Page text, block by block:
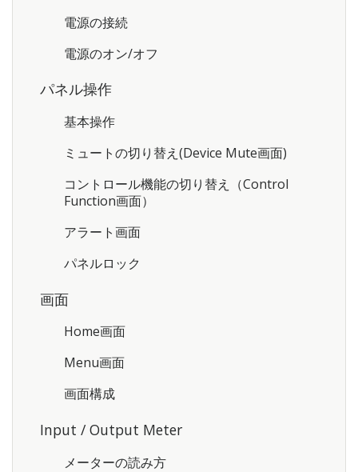
電源の接続
電源のオン/オフ
パネル操作
基本操作
ミュートの切り替え(Device Mute画面)
コントロール機能の切り替え（Control
Function画面）
アラート画面
パネルロック
画面
Home画面
Menu画面
画面構成
Input / Output Meter
メーターの読み方